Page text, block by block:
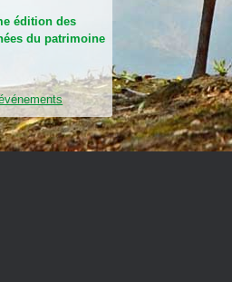
édition des
du patrimoine